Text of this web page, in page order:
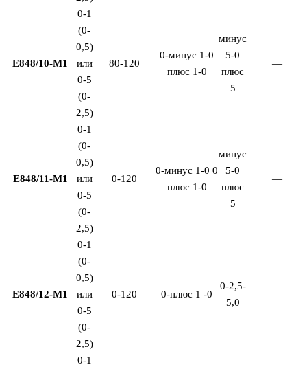
Е848/10-М1
0-1
(0-
0,5)
или
0-5
(0-
2,5)
80-120
0-минус 1-0
плюс 1-0
минус
5-0
плюс
5
—
Е848/11-М1
0-1
(0-
0,5)
или
0-5
(0-
2,5)
0-120
0-минус 1-0 0
плюс 1-0
минус
5-0
плюс
5
—
Е848/12-М1
0-1
(0-
0,5)
или
0-5
(0-
2,5)
0-120 0-плюс 1 -0
0-2,5-
5,0
—
0-1